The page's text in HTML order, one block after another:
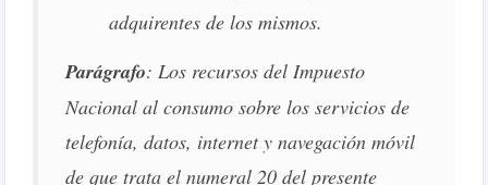
adquirentes de los mismos.
Parágrafo: Los recursos del Impuesto
Nacional al consumo sobre los servicios de
telefonía, datos, internet y navegación móvil
de que trata el numeral 20 del presente